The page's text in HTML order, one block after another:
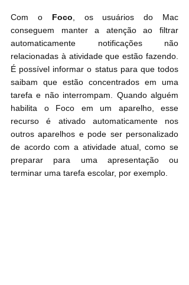
Com o Foco, os usuários do Mac
conseguem manter a atenção ao filtrar
automaticamente notificações não
relacionadas à atividade que estão fazendo.
É possível informar o status para que todos
saibam que estão concentrados em uma
tarefa e não interrompam. Quando alguém
habilita o Foco em um aparelho, esse
recurso é ativado automaticamente nos
outros aparelhos e pode ser personalizado
de acordo com a atividade atual, como se
preparar para uma apresentação ou
terminar uma tarefa escolar, por exemplo.